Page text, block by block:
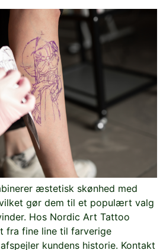
æstetisk skønhed med
gør dem til et populært valg
Hos Nordic Art Tattoo
fra fine line til farverige
kundens historie. Kontakt